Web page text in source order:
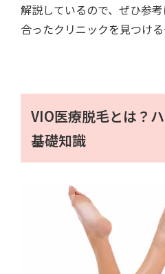
解説しているので、ぜひ参
合ったクリニックを見つけ
VIO医療脱毛とは？
基礎知識